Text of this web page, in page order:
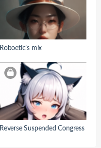
Roboetic’s mix
Reverse Suspended Congress